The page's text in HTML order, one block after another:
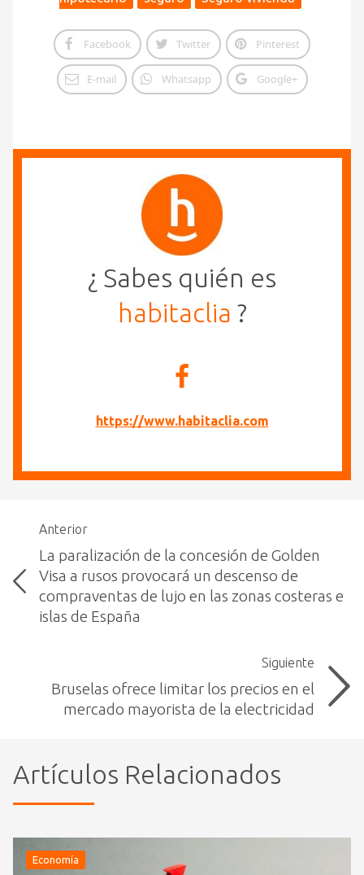
Facebook Twitter Pinterest
E-mail Whatsapp Google+
¿ Sabes quién es
habitaclia ?
https://www.habitaclia.com
Anterior
La paralización de la concesión de Golden
Visa a rusos provocará un descenso de
compraventas de lujo en las zonas costeras e
islas de España
Siguiente
Bruselas ofrece limitar los precios en el
mercado mayorista de la electricidad
Artículos Relacionados
Economía